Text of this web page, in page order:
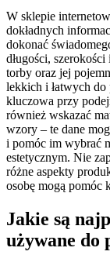
W sklepie
dokładnych
dokonać
długości,
torby oraz jej
lekkich i łatwych do
kluczowa przy
również wskazać
wzory – te dane
i pomóc im wybrać
estetycznym. Nie
różne aspekty
osobę mogą pomóc
Jakie są
używane do